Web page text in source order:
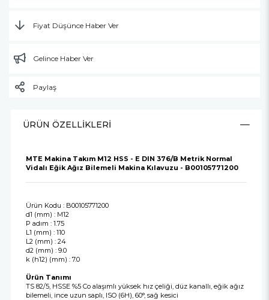
Fiyat Düşünce Haber Ver
Gelince Haber Ver
Paylaş
ÜRÜN ÖZELLIKLERI
MTE Makina Takım M12 HSS - E DIN 376/B Metrik Normal
Vidalı Eğik Ağız Bilemeli Makina Kılavuzu - B00105771200
Ürün Kodu : B00105771200
d1 (mm) : M12
P adım : 1.75
L1 (mm) : 110
L2 (mm) : 24
d2 (mm) : 9.0
k (h12) (mm) : 7.0
Ürün Tanımı
TS 82/5, HSSE %5 Co alaşımlı yüksek hız çeliği, düz kanallı, eğik ağız
bilemeli, ince uzun saplı, ISO (6H), 60°, sağ kesici